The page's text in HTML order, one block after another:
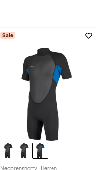
Sale
Neoprenshorty · Herren